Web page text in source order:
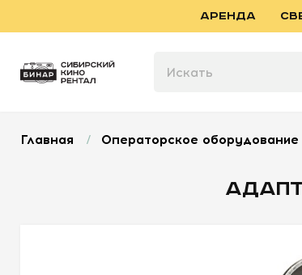
АРЕНДА
Главная / Операторское оборудование